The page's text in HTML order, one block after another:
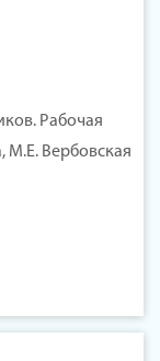
Рабочая
М.Е. Вербовская